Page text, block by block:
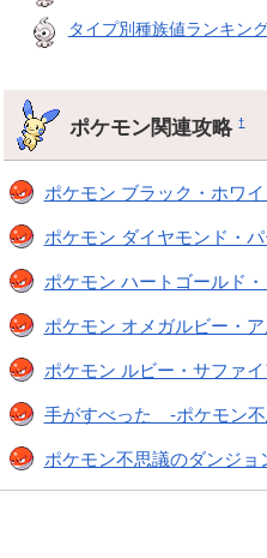
タイプ別種族値ランキン
ポケモン関連攻略†
ポケモン ブラック・ホワ
ポケモン ダイヤモンド・
ポケモン ハートゴールド
ポケモン オメガルビー・
ポケモン ルビー・サファ
手がすべった -ポケモン
ポケモン不思議のダンジ